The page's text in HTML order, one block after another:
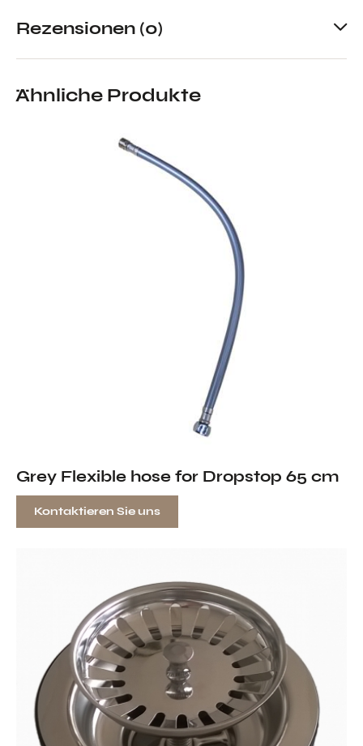
Rezensionen (0)
Ähnliche Produkte
Grey Flexible hose for Dropstop 65 cm
Kontaktieren Sie uns